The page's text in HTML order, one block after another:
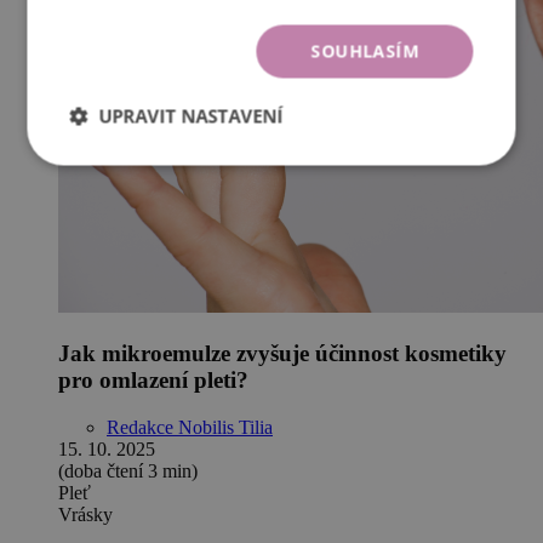
Jak mikroemulze zvyšuje účinnost kosmetiky
pro omlazení pleti?
Redakce Nobilis Tilia
15. 10. 2025
(doba čtení 3 min)
Pleť
Vrásky
SOUHLASÍM
UPRAVIT NASTAVENÍ